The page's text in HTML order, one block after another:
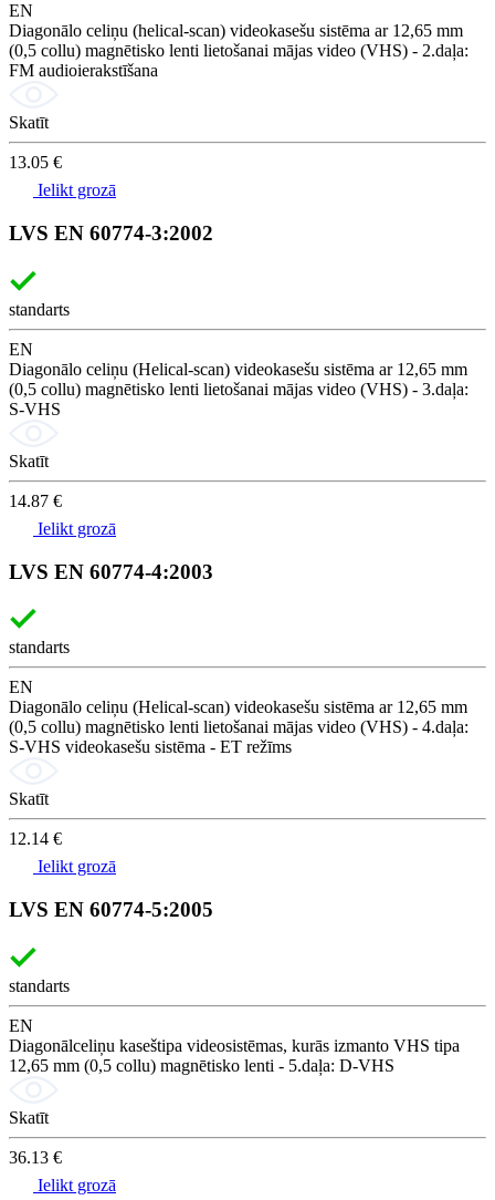
EN
Diagonālo celiņu (helical-scan) videokasešu sistēma ar 12,65 mm
(0,5 collu) magnētisko lenti lietošanai mājas video (VHS) - 2.daļa:
FM audioierakstīšana
Skatīt
13.05 €
Ielikt grozā
LVS EN 60774-3:2002
standarts
EN
Diagonālo celiņu (Helical-scan) videokasešu sistēma ar 12,65 mm
(0,5 collu) magnētisko lenti lietošanai mājas video (VHS) - 3.daļa:
S-VHS
Skatīt
14.87 €
Ielikt grozā
LVS EN 60774-4:2003
standarts
EN
Diagonālo celiņu (Helical-scan) videokasešu sistēma ar 12,65 mm
(0,5 collu) magnētisko lenti lietošanai mājas video (VHS) - 4.daļa:
S-VHS videokasešu sistēma - ET režīms
Skatīt
12.14 €
Ielikt grozā
LVS EN 60774-5:2005
standarts
EN
Diagonālceliņu kaseštipa videosistēmas, kurās izmanto VHS tipa
12,65 mm (0,5 collu) magnētisko lenti - 5.daļa: D-VHS
Skatīt
36.13 €
Ielikt grozā